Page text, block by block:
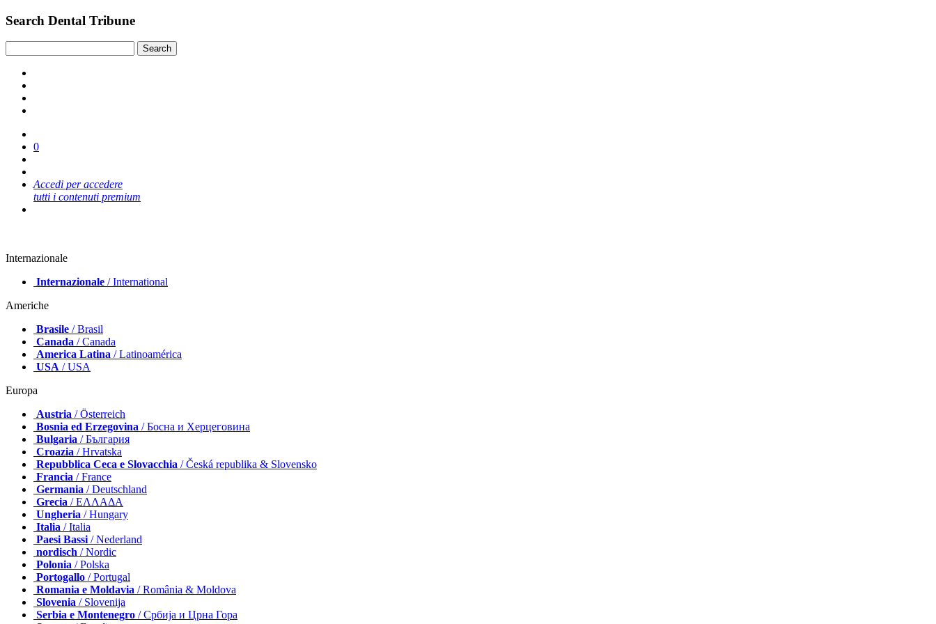
Search Dental Tribune
0
Accedi per accedere
tutti i contenuti premium
Internazionale
Internazionale / International
Americhe
Brasile / Brasil
Canada / Canada
America Latina / Latinoamérica
USA / USA
Europa
Austria / Österreich
Bosnia ed Erzegovina / Босна и Херцеговина
Bulgaria / България
Croazia / Hrvatska
Repubblica Ceca e Slovacchia / Česká republika & Slovensko
Francia / France
Germania / Deutschland
Grecia / ΕΛΛΑΔΑ
Ungheria / Hungary
Italia / Italia
Paesi Bassi/ Nederland
nordisch / Nordic
Polonia / Polska
Portogallo / Portugal
Romania e Moldavia / România & Moldova
Slovenia / Slovenija
Serbia e Montenegro / Србија и Црна Гора